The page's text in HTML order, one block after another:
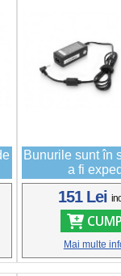
Bunurile sunt în
a fi
151 Lei
Mai multe